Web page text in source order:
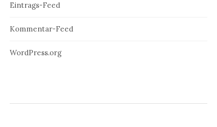
Eintrags-Feed
Kommentar-Feed
WordPress.org